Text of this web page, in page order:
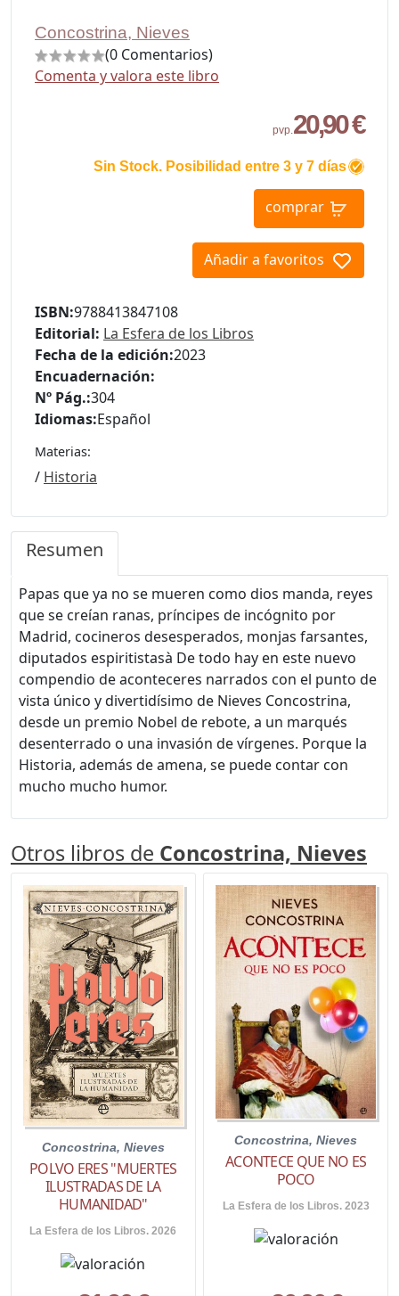
Concostrina, Nieves
(0 Comentarios)
Comenta y valora este libro
pvp.20,90 €
Sin Stock. Posibilidad entre 3 y 7 días
comprar
Añadir a favoritos
ISBN:9788413847108
Editorial: La Esfera de los Libros
Fecha de la edición:2023
Encuadernación:
Nº Pág.:304
Idiomas:Español
Materias:
/ Historia
Resumen
Papas que ya no se mueren como dios manda, reyes
que se creían ranas, príncipes de incógnito por
Madrid, cocineros desesperados, monjas farsantes,
diputados espiritistasà De todo hay en este nuevo
compendio de aconteceres narrados con el punto de
vista único y divertidísimo de Nieves Concostrina,
desde un premio Nobel de rebote, a un marqués
desenterrado o una invasión de vírgenes. Porque la
Historia, además de amena, se puede contar con
mucho mucho humor.
Otros libros de Concostrina, Nieves
Concostrina, Nieves
POLVO ERES "MUERTES
ILUSTRADAS DE LA
HUMANIDAD"
La Esfera de los Libros. 2026
Concostrina, Nieves
ACONTECE QUE NO ES
POCO
La Esfera de los Libros. 2023